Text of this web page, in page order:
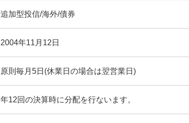
追加型投信/海外/債券
2004年11月12日
原則毎月5日(休業日の場合は翌営業日)
年12回の決算時に分配を行ないます。